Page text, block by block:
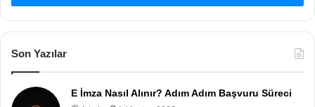
Son Yazılar
E İmza Nasıl Alınır? Adım Adım Başvuru Süreci